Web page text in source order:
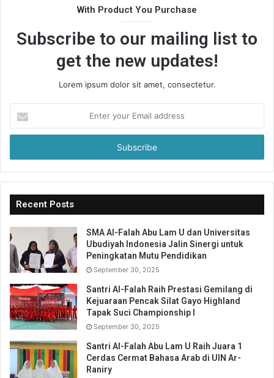
With Product You Purchase
Subscribe to our mailing list to
get the new updates!
Lorem ipsum dolor sit amet, consectetur.
your
Email
Recent Posts
SMA Al-Falah Abu Lam U dan Universitas
Ubudiyah Indonesia Jalin Sinergi untuk
Peningkatan Mutu Pendidikan
September 30, 2025
Santri Al-Falah Raih Prestasi Gemilang di
Kejuaraan Pencak Silat Gayo Highland
Tapak Suci Championship I
September 30, 2025
Santri Al-Falah Abu Lam U Raih Juara 1
Cerdas Cermat Bahasa Arab di UIN Ar-
Raniry